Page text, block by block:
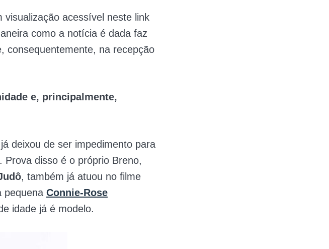
acessível neste link
como a notícia é dada faz
consequentemente, na recepção
e, principalmente,
deixou de ser impedimento para
Prova disso é o próprio Breno,
, também já atuou no filme
pequena Connie-Rose
idade já é modelo.